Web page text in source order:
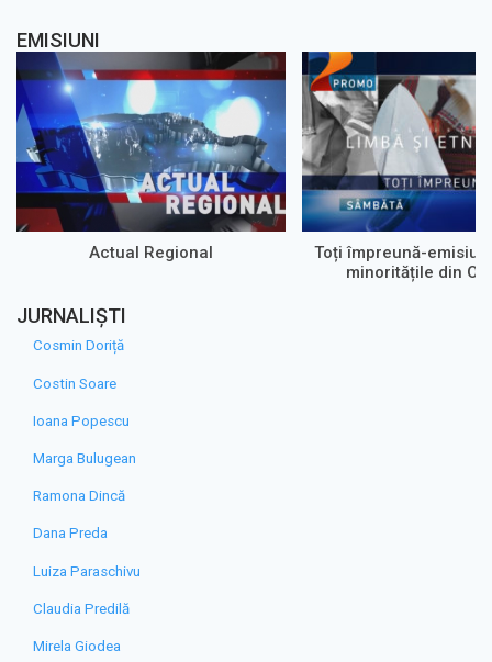
EMISIUNI
Actual Regional
Toți împreună-
minoritățile din
JURNALIȘTI
Cosmin Doriță
Costin Soare
Ioana Popescu
Marga Bulugean
Ramona Dincă
Dana Preda
Luiza Paraschivu
Claudia Predilă
Mirela Giodea